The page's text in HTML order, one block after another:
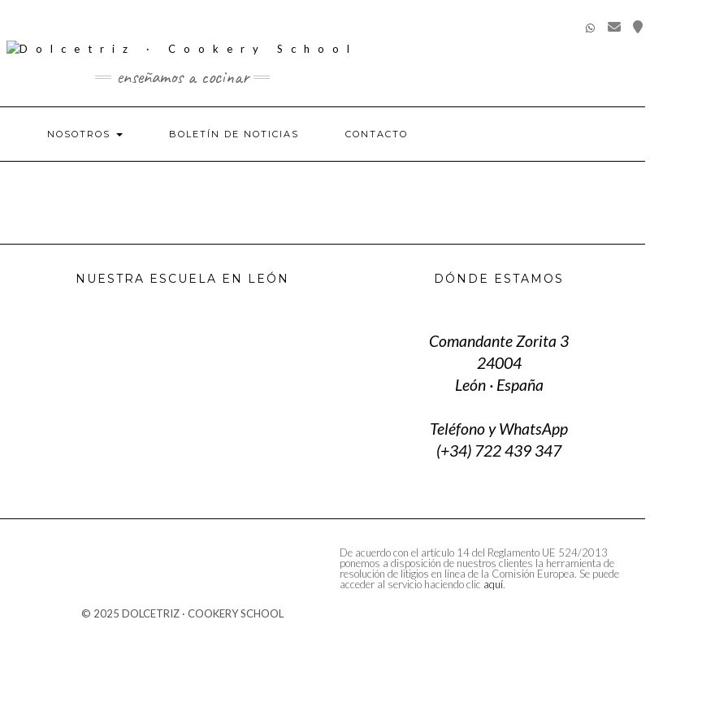
REDES
SOCIALES
enseñamos a cocinar
NOSOTROS BOLETÍN DE NOTICIAS CONTACTO
NUESTRA ESCUELA EN LEÓN DÓNDE ESTAMOS
Comandante Zorita 3
24004
León · España
Teléfono y WhatsApp
(+34) 722 439 347
De acuerdo con el artículo 14 del Reglamento UE 524/2013
ponemos a disposición de nuestros clientes la herramienta de
resolución de litigios en línea de la Comisión Europea. Se puede
acceder al servicio haciendo clic aquí.
© 2025 DOLCETRIZ · COOKERY SCHOOL